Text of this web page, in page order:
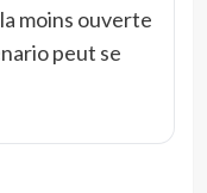
moins ouverte
peut se